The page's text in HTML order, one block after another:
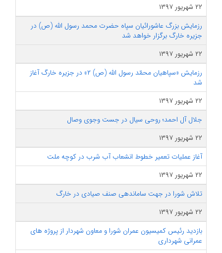
۲۲ شهریور ۱۳۹۷
رزمایش بزرگ عاشورائیان سپاه حضرت محمد رسول الله (ص) در
جزیره خارگ برگزار خواهد شد
۲۲ شهریور ۱۳۹۷
رزمایش «سپاهیان محمّد رسول الله (ص) ۲» در جزیره خارگ آغاز
شد
۲۲ شهریور ۱۳۹۷
جلال آل احمد؛ روحی سیال در جست وجوی وصال
۲۲ شهریور ۱۳۹۷
آغاز عملیات تعمیر خطوط انشعاب آب شرب در کوچه ملت
۲۲ شهریور ۱۳۹۷
تلاش شورا در جهت ساماندهی صنف صیادی در خارگ
۲۲ شهریور ۱۳۹۷
بازدید رئیس کمیسیون عمران شورا و معاون شهردار از پروژه های
عمرانی شهرداری